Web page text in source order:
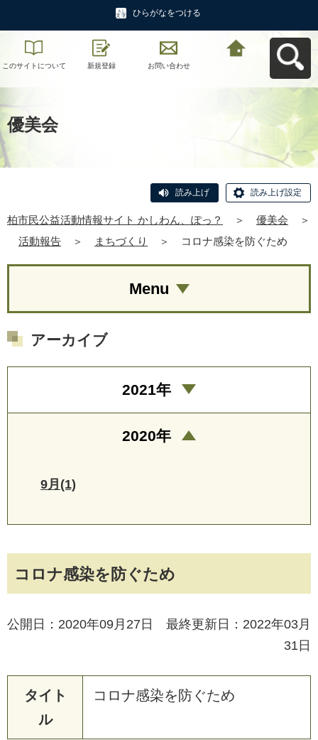
ひらがなをつける
このサイトについて 新規登録 お問い合わせ
優美会
読み上げ 読み上げ設定
柏市民公益活動情報サイト かしわん、ぽっ？ ＞ 優美会
＞
活動報告
＞ まちづくり ＞ コロナ感染を防ぐため
コロナ感染を防ぐため
公開日：2020年09月27日 最終更新日：2022年03月
31日
タイト
ル
コ ロナ感染を防ぐため
Menu
アーカイブ
2021年
2020年
9月(1)